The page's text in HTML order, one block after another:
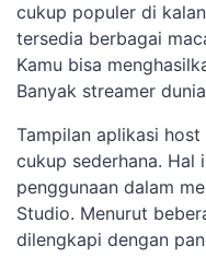
cukup populer di
tersedia berbagai
Kamu bisa
Banyak streamer
Tampilan aplikasi
cukup sederhana. Hal
penggunaan dalam
Studio. Menurut
dilengkapi dengan